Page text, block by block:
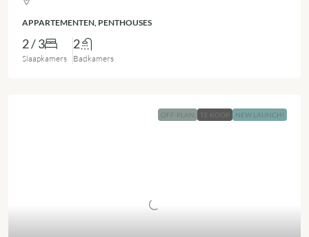
APPARTEMENTEN, PENTHOUSES
2 / 3
Slaapkamers
2
Badkamers
OFF-PLAN TE KOOP NEW LAUNCH!